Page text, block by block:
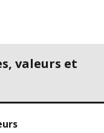
valeurs et